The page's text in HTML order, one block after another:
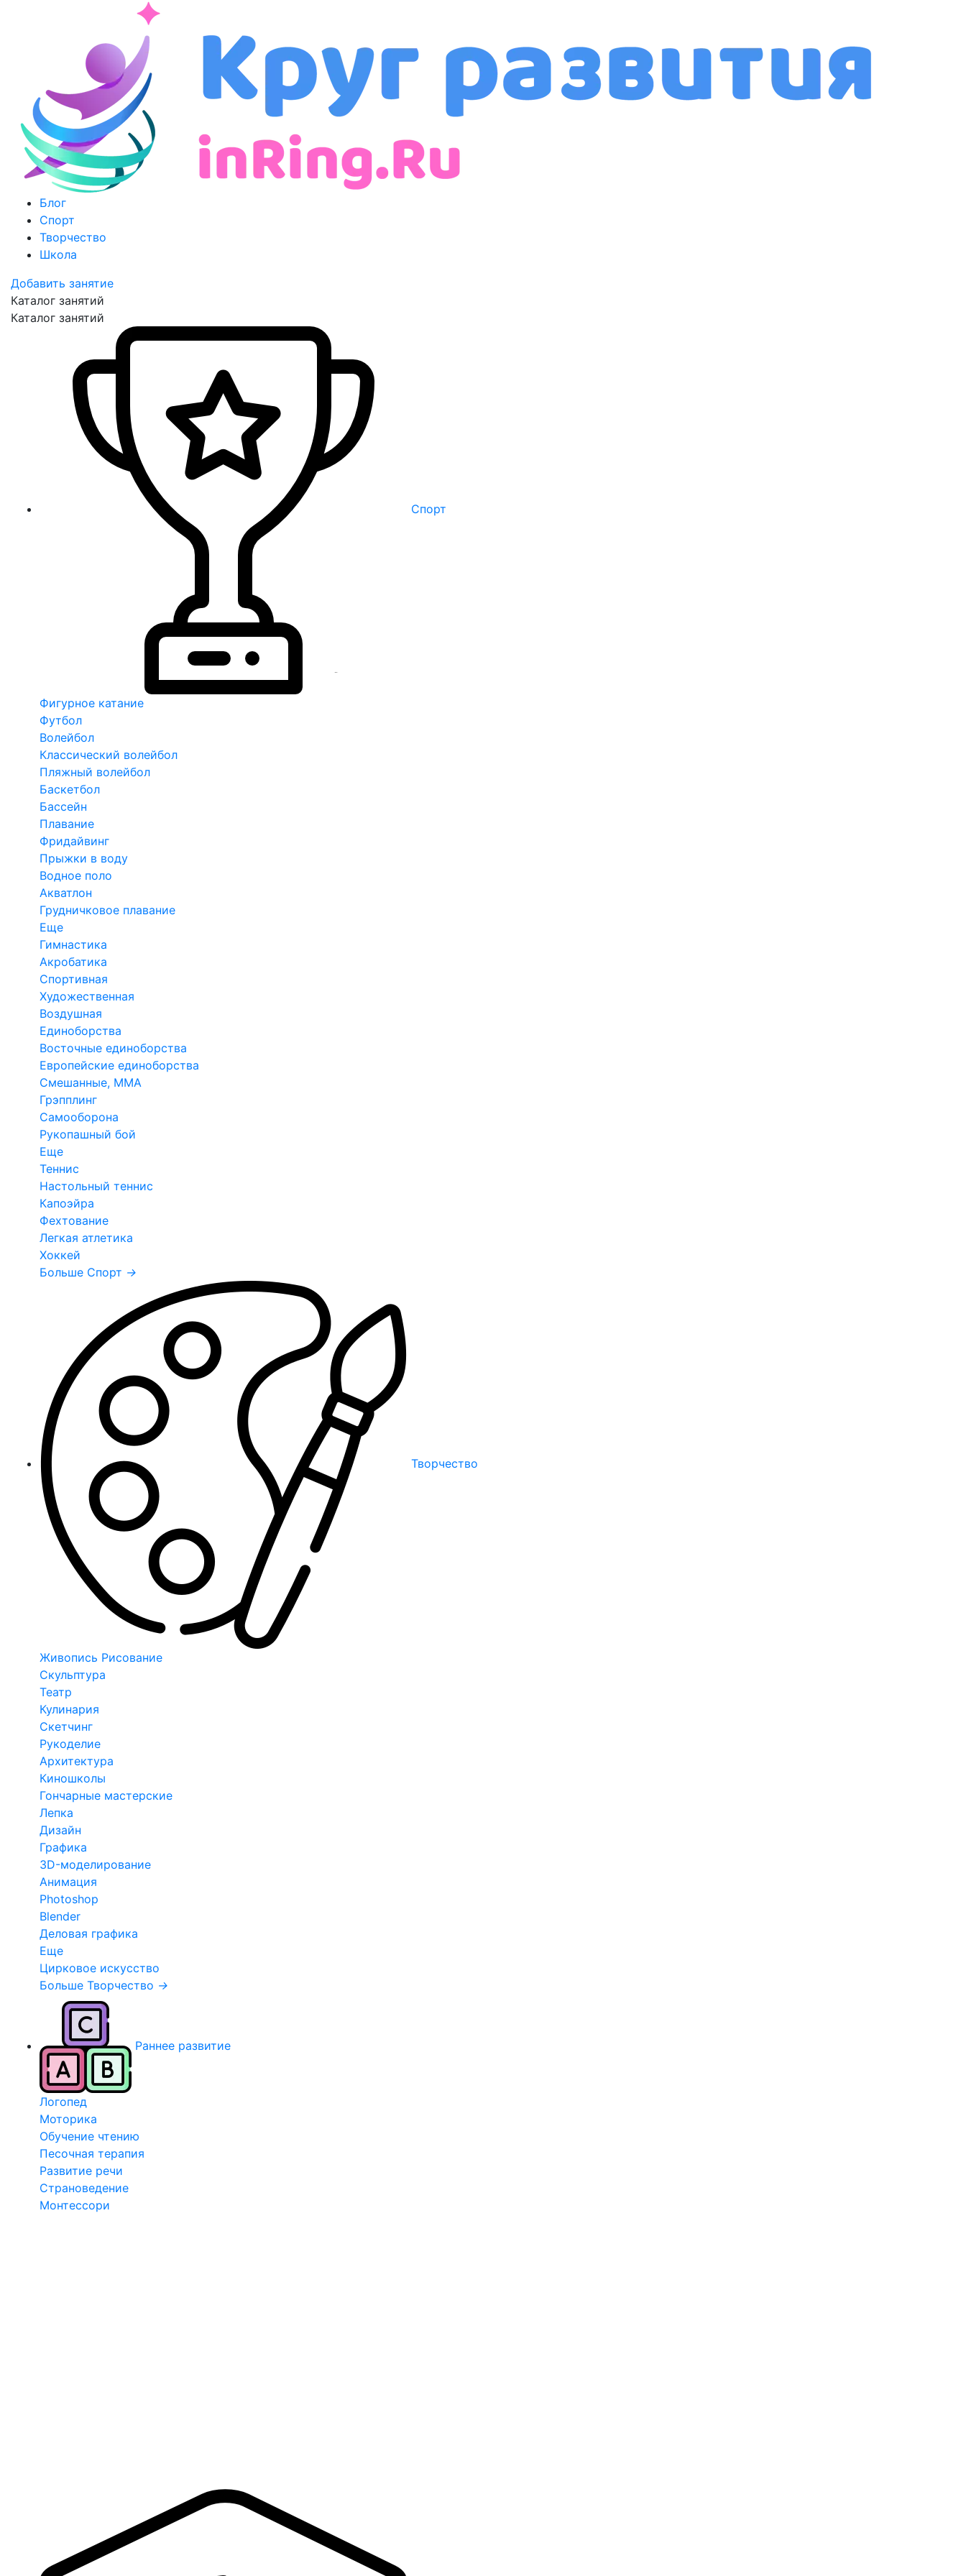
Блог
Спорт
Творчество
Школа
Добавить занятие
Каталог занятий
Каталог занятий
Спорт
Фигурное катание
Футбол
Волейбол
Классический волейбол
Пляжный волейбол
Баскетбол
Бассейн
Плавание
Фридайвинг
Прыжки в воду
Водное поло
Акватлон
Грудничковое плавание
Еще
Гимнастика
Акробатика
Спортивная
Художественная
Воздушная
Единоборства
Восточные единоборства
Европейские единоборства
Смешанные, ММА
Грэпплинг
Самооборона
Рукопашный бой
Еще
Теннис
Настольный теннис
Капоэйра
Фехтование
Легкая атлетика
Хоккей
Больше Спорт →
Творчество
Живопись Рисование
Скульптура
Театр
Кулинария
Скетчинг
Рукоделие
Архитектура
Киношколы
Гончарные мастерские
Лепка
Дизайн
Графика
3D-моделирование
Анимация
Photoshop
Blender
Деловая графика
Еще
Цирковое искусство
Больше Творчество →
Раннее развитие
Логопед
Моторика
Обучение чтению
Песочная терапия
Развитие речи
Страноведение
Монтессори